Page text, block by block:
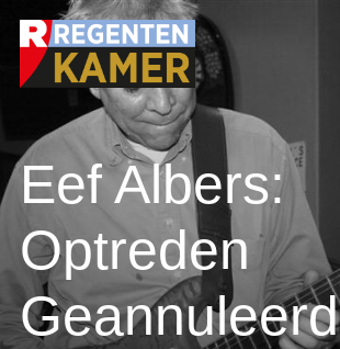
Skip to content
Eef Albers:
Optreden
Geannuleerd